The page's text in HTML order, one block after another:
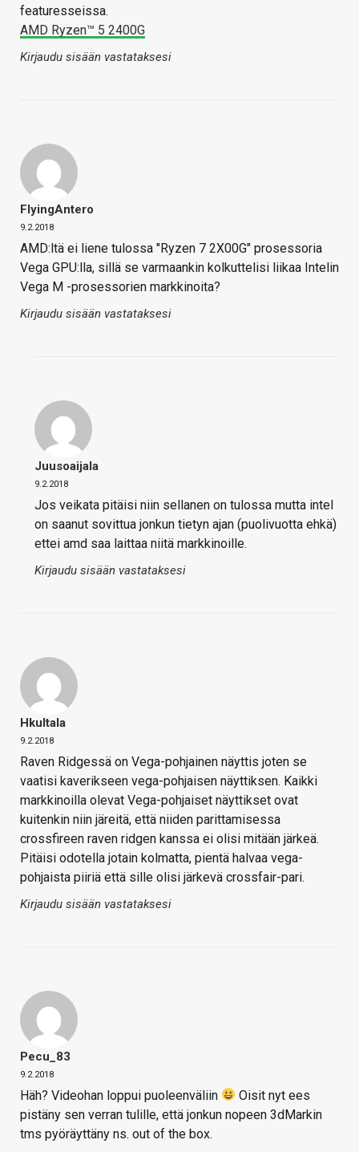
featuresseissa.
AMD Ryzen™ 5 2400G
Kirjaudu sisään vastataksesi
FlyingAntero
9.2.2018
AMD:ltä ei liene tulossa "Ryzen 7 2X00G" prosessoria
Vega GPU:lla, sillä se varmaankin kolkuttelisi liikaa Intelin
Vega M -prosessorien markkinoita?
Kirjaudu sisään vastataksesi
Juusoaijala
9.2.2018
Jos veikata pitäisi niin sellanen on tulossa mutta intel
on saanut sovittua jonkun tietyn ajan (puolivuotta ehkä)
ettei amd saa laittaa niitä markkinoille.
Kirjaudu sisään vastataksesi
Hkultala
9.2.2018
Raven Ridgessä on Vega-pohjainen näyttis joten se
vaatisi kaverikseen vega-pohjaisen näyttiksen. Kaikki
markkinoilla olevat Vega-pohjaiset näyttikset ovat
kuitenkin niin järeitä, että niiden parittamisessa
crossfireen raven ridgen kanssa ei olisi mitään järkeä.
Pitäisi odotella jotain kolmatta, pientä halvaa vega-
pohjaista piiriä että sille olisi järkevä crossfair-pari.
Kirjaudu sisään vastataksesi
Pecu_83
9.2.2018
Häh? Videohan loppui puoleenväliin
Oisit nyt ees
pistäny sen verran tulille, että jonkun nopeen 3dMarkin
tms pyöräyttäny ns. out of the box.